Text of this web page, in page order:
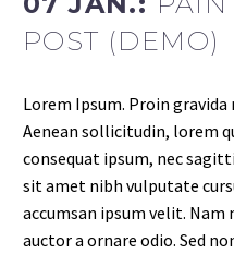
POST (DEMO)
Lorem Ipsum. Proin
Aenean sollicitudin, lorem
consequat ipsum, nec
sit amet nibh vulputate
accumsan ipsum velit.
auctor a ornare odio. Sed